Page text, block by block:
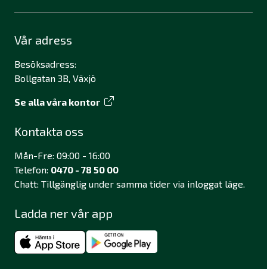
Vår adress
Besöksadress:
Bollgatan 3B, Växjö
Se alla våra kontor
Kontakta oss
Mån-Fre: 09:00 - 16:00
Telefon: 0470 - 78 50 00
Chatt: Tillgänglig under samma tider via inloggat läge.
Ladda ner vår app